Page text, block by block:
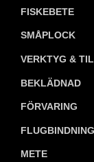
FISKEBETE
SMÅPLOCK
VERKTYG &
BEKLÄDNAD
FÖRVARING
FLUGBINDNING
METE